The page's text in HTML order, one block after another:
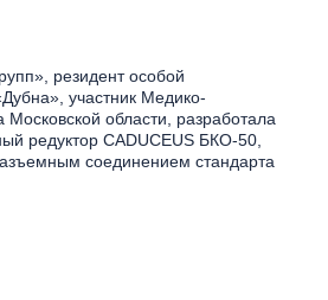
резидент особой
участник Медико-
Московской области, разработала
редуктор CADUCEUS БКО-50,
соединением стандарта